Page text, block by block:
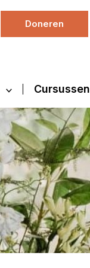
Doneren
Cursussen